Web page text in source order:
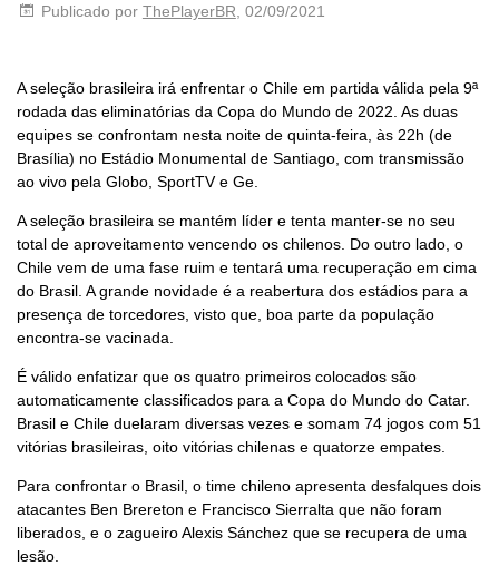
Publicado por ThePlayerBR , 02/09/2021
A seleção brasileira irá enfrentar o Chile em partida válida pela 9ª
rodada das eliminatórias da Copa do Mundo de 2022. As duas
equipes se confrontam nesta noite de quinta-feira, às 22h (de
Brasília) no Estádio Monumental de Santiago, com transmissão
ao vivo pela Globo, SportTV e Ge.
A seleção brasileira se mantém líder e tenta manter-se no seu
total de aproveitamento vencendo os chilenos. Do outro lado, o
Chile vem de uma fase ruim e tentará uma recuperação em cima
do Brasil. A grande novidade é a reabertura dos estádios para a
presença de torcedores, visto que, boa parte da população
encontra-se vacinada.
É válido enfatizar que os quatro primeiros colocados são
automaticamente classificados para a Copa do Mundo do Catar.
Brasil e Chile duelaram diversas vezes e somam 74 jogos com 51
vitórias brasileiras, oito vitórias chilenas e quatorze empates.
Para confrontar o Brasil, o time chileno apresenta desfalques dois
atacantes Ben Brereton e Francisco Sierralta que não foram
liberados, e o zagueiro Alexis Sánchez que se recupera de uma
lesão.